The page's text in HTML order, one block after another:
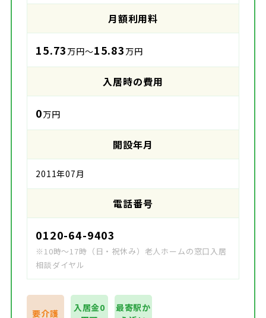
月額利用料
15.73 万円～15.83 万円
入居時の費用
0万円
開設年月
2011年07月
電話番号
0120-64-9403
※10時～17時（日・祝休み）老人ホームの窓口入居
相談ダイヤル
要介護
入居金0
最寄駅か